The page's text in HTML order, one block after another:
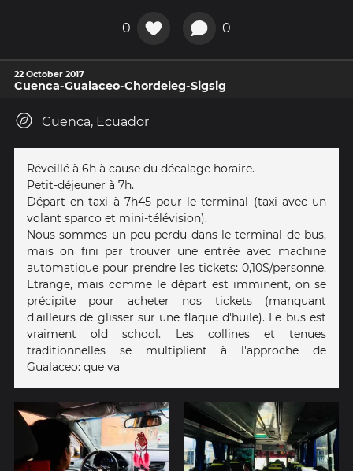
0 0
22 October 2017
Cuenca-Gualaceo-Chordeleg-Sigsig
Cuenca, Ecuador
Réveillé à 6h à cause du décalage horaire.
Petit-déjeuner à 7h.
Départ en taxi à 7h45 pour le terminal (taxi avec un
volant sparco et mini-télévision).
Nous sommes un peu perdu dans le terminal de bus,
mais on fini par trouver une entrée avec machine
automatique pour prendre les tickets: 0,10$/personne.
Etrange, mais comme le départ est imminent, on se
précipite pour acheter nos tickets (manquant
d'ailleurs de glisser sur une flaque d'huile). Le bus est
vraiment old school. Les collines et tenues
traditionnelles se multiplient à l'approche de
Gualaceo: que va